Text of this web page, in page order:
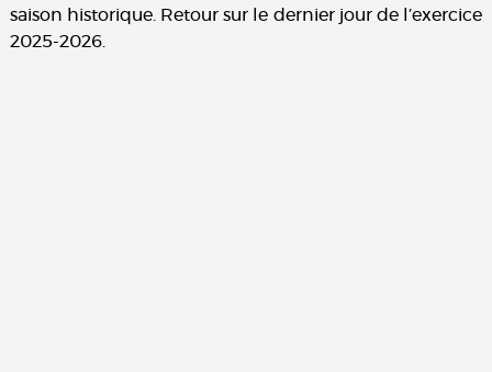
saison historique. Retour sur le dernier jour de l’exercice
2025-2026.